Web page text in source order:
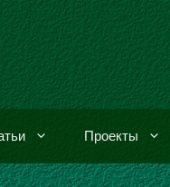
Проекты